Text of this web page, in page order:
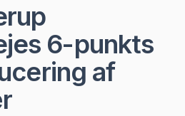
6-punkts
af